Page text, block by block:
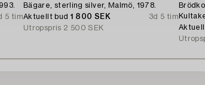
5 tim
Bägare, sterling silver, Malmö, 1978.
Aktuellt bud 1 800 SEK
3d 5 tim
Utropspris 2 500 SEK